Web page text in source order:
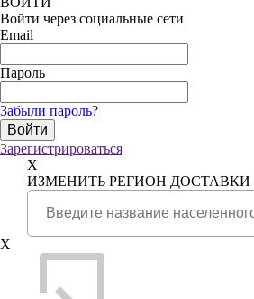
Войти через социальные сети
Email
Пароль
Забыли пароль?
Зарегистрироваться
X
ИЗМЕНИТЬ РЕГИОН ДОСТАВКИ
X